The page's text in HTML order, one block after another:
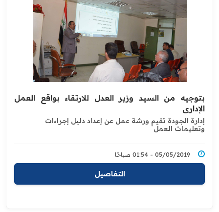
بتوجيه من السيد وزير العدل للارتقاء بواقع العمل
الإداري
إدارة الجودة تقيم ورشة عمل عن إعداد دليل إجراءات
وتعليمات العمل
05/05/2019 - 01:54 صباحًا
التفاصيل